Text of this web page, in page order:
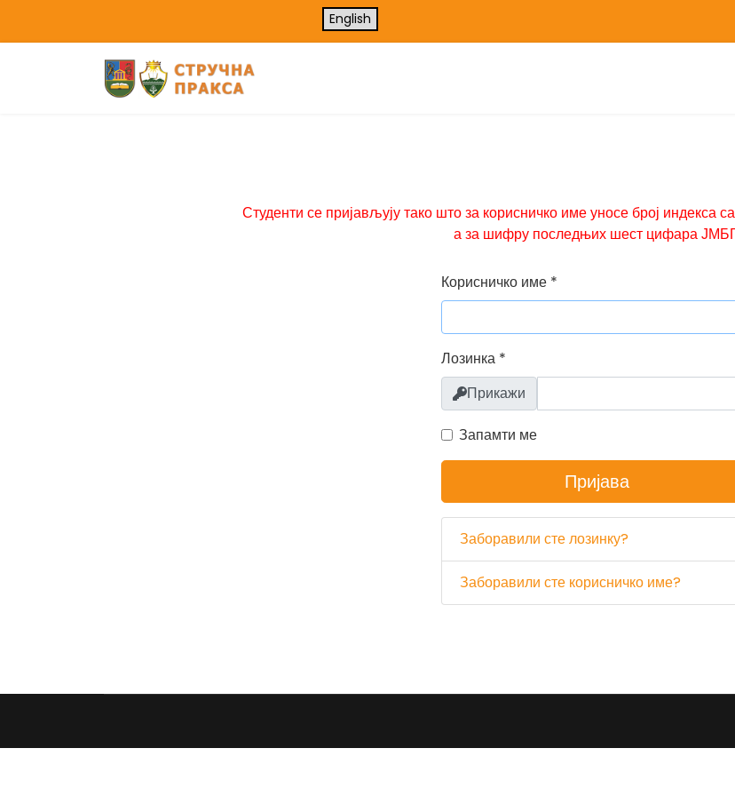
English
Корисничко име *
Лозинка *
Прикажи
Запамти ме
Пријава
Заборавили сте лозинку?
Заборавили сте корисничко име?